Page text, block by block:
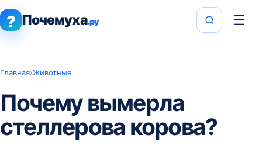
? Почемуха.ру ☰
Главная›Животные
Почему вымерла
стеллерова корова?